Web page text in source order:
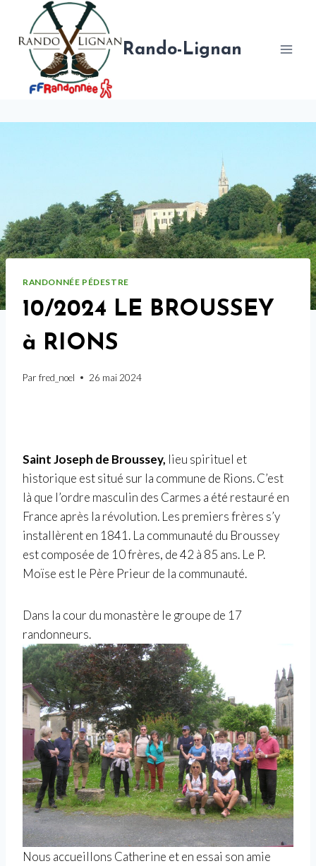
contenu
Rando-Lignan
RANDONNÉE PÉDESTRE
10/2024 LE BROUSSEY
à RIONS
Par fred_noel 26 mai 2024
Saint Joseph de Broussey, lieu spirituel et
historique est situé sur la commune de Rions. C’est
là que l’ordre masculin des Carmes a été restauré en
France après la révolution. Les premiers frères s’y
installèrent en 1841. La communauté du Broussey
est composée de 10 frères, de 42 à 85 ans. Le P.
Moïse est le Père Prieur de la communauté.
Dans la cour du monastère le groupe de 17
randonneurs.
Nous accueillons Catherine et en essai son amie